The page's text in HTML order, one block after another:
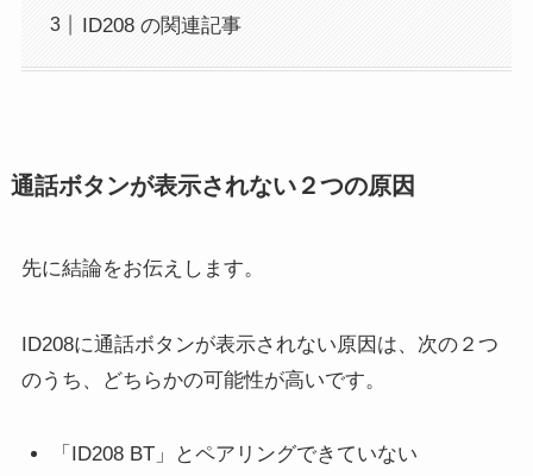
ID208 の関連記事
通話ボタンが表示されない２つの原因
先に結論をお伝えします。
ID208に通話ボタンが表示されない原因は、次の２つ
のうち、どちらかの可能性が高いです。
「ID208 BT」とペアリングできていない